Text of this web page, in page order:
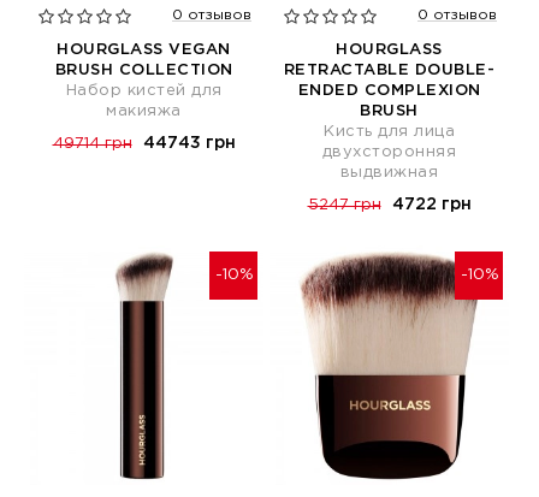
0 отзывов
HOURGLASS VEGAN
BRUSH COLLECTION
Набор кистей для
макияжа
49714 грн 44743 грн
0 отзывов
HOURGLASS
RETRACTABLE DOUBLE-
ENDED COMPLEXION
BRUSH
Кисть для лица
двухсторонняя
выдвижная
5247 грн 4722 грн
-10% -10%